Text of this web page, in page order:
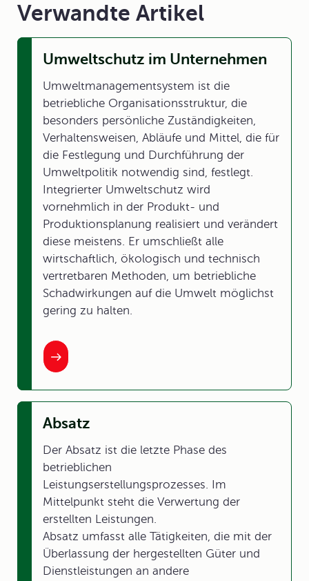
Verwandte Artikel
Umweltschutz im Unternehmen
Umweltmanagementsystem ist die
betriebliche Organisationsstruktur, die
besonders persönliche Zuständigkeiten,
Verhaltensweisen, Abläufe und Mittel, die für
die Festlegung und Durchführung der
Umweltpolitik notwendig sind, festlegt.
Integrierter Umweltschutz wird
vornehmlich in der Produkt- und
Produktionsplanung realisiert und verändert
diese meistens. Er umschließt alle
wirtschaftlich, ökologisch und technisch
vertretbaren Methoden, um betriebliche
Schadwirkungen auf die Umwelt möglichst
gering zu halten.
Absatz
Der Absatz ist die letzte Phase des
betrieblichen
Leistungserstellungsprozesses. Im
Mittelpunkt steht die Verwertung der
erstellten Leistungen.
Absatz umfasst alle Tätigkeiten, die mit der
Überlassung der hergestellten Güter und
Dienstleistungen an andere